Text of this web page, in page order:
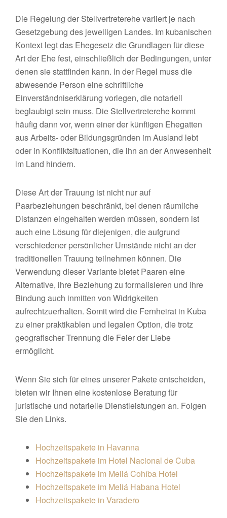
Die Regelung der Stellvertreterehe variiert je nach
Gesetzgebung des jeweiligen Landes. Im kubanischen
Kontext legt das Ehegesetz die Grundlagen für diese
Art der Ehe fest, einschließlich der Bedingungen, unter
denen sie stattfinden kann. In der Regel muss die
abwesende Person eine schriftliche
Einverständniserklärung vorlegen, die notariell
beglaubigt sein muss. Die Stellvertreterehe kommt
häufig dann vor, wenn einer der künftigen Ehegatten
aus Arbeits- oder Bildungsgründen im Ausland lebt
oder in Konfliktsituationen, die ihn an der Anwesenheit
im Land hindern.
Diese Art der Trauung ist nicht nur auf
Paarbeziehungen beschränkt, bei denen räumliche
Distanzen eingehalten werden müssen, sondern ist
auch eine Lösung für diejenigen, die aufgrund
verschiedener persönlicher Umstände nicht an der
traditionellen Trauung teilnehmen können. Die
Verwendung dieser Variante bietet Paaren eine
Alternative, ihre Beziehung zu formalisieren und ihre
Bindung auch inmitten von Widrigkeiten
aufrechtzuerhalten. Somit wird die Fernheirat in Kuba
zu einer praktikablen und legalen Option, die trotz
geografischer Trennung die Feier der Liebe
ermöglicht.
Wenn Sie sich für eines unserer Pakete entscheiden,
bieten wir Ihnen eine kostenlose Beratung für
juristische und notarielle Dienstleistungen an. Folgen
Sie den Links.
Hochzeitspakete in Havanna
Hochzeitspakete im Hotel Nacional de Cuba
Hochzeitspakete im Meliá Cohíba Hotel
Hochzeitspakete im Meliá Habana Hotel
Hochzeitspakete in Varadero